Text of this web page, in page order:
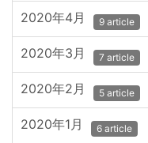
2020年4月 9 article
2020年3月 7 article
2020年2月 5 article
2020年1月 6 article